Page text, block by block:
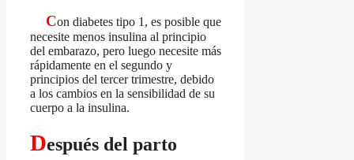
Con diabetes tipo 1, es posible que
necesite menos insulina al principio
del embarazo, pero luego necesite más
rápidamente en el segundo y
principios del tercer trimestre, debido
a los cambios en la sensibilidad de su
cuerpo a la insulina.
Después del parto